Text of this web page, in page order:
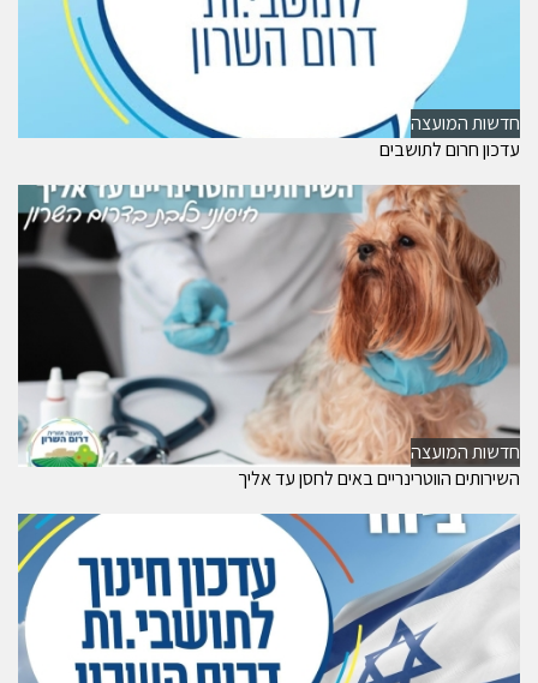
חדשות המועצה
עדכון חרום לתושבים
חדשות המועצה
השירותים הווטרינריים באים לחסן עד אליך